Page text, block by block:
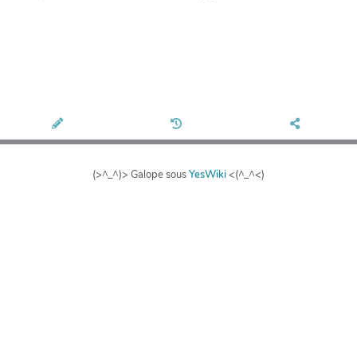
(>^_^)> Galope sousYesWiki<(^_^<)